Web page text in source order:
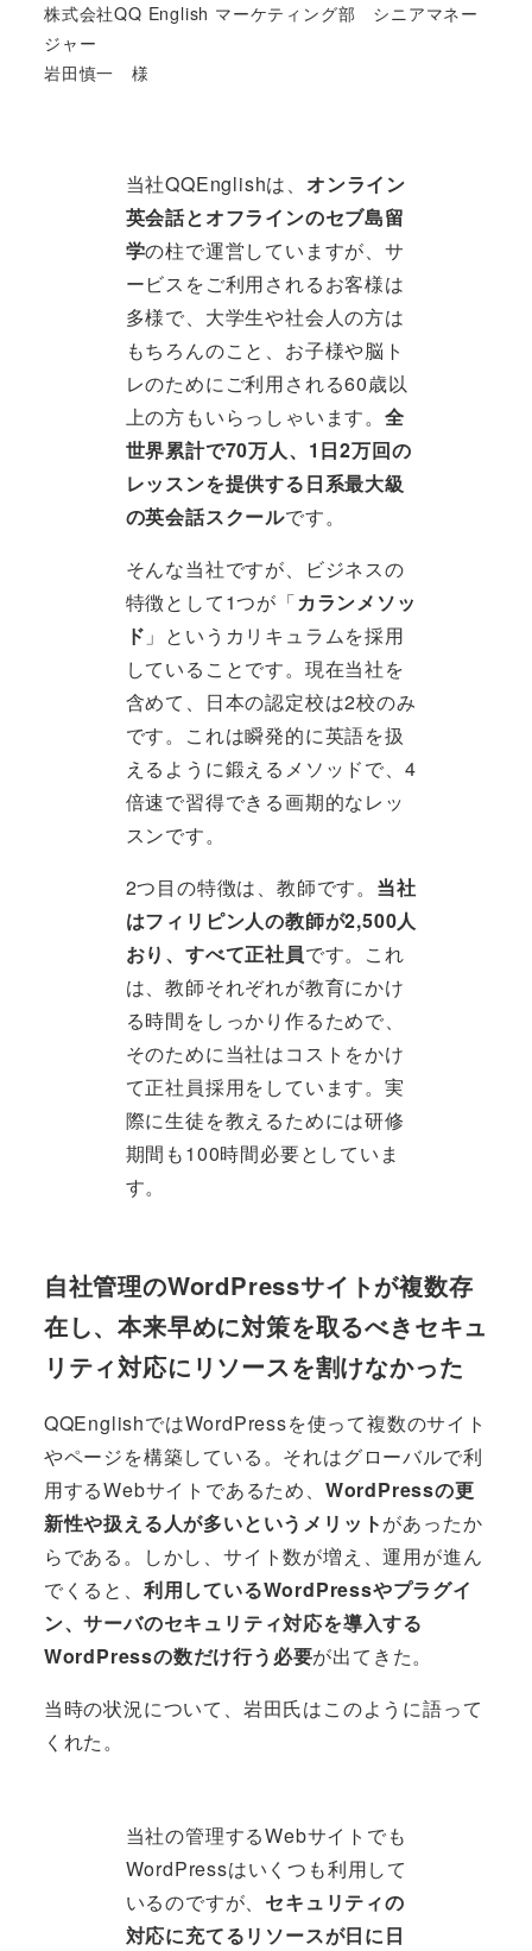
株式会社QQ English マーケティング部 シニアマネー
ジャー
岩田慎一 様
当社QQEnglishは、 オンライン
英会話とオフラインのセブ島留
学の柱で運営していますが、サ
ービスをご利用されるお客様は
多様で、大学生や社会人の方は
もちろんのこと、お子様や脳ト
レのためにご利用される60歳以
上の方もいらっしゃいます。 全
世界累計で70万人、1日2万回の
レッスンを提供する日系最大級
の英会話スクールです。
そんな当社ですが、ビジネスの
特徴として1つが「カランメソッ
ド 」というカリキュラムを採用
していることです。現在当社を
含めて、日本の認定校は2校のみ
です。これは瞬発的に英語を扱
えるように鍛えるメソッドで、4
倍速で習得できる画期的なレッ
スンです。
2つ目の特徴は、教師です。 当社
はフィリピン人の教師が2,500人
おり、すべて正社員です。これ
は、教師それぞれが教育にかけ
る時間をしっかり作るためで、
そのために当社はコストをかけ
て正社員採用をしています。実
際に生徒を教えるためには研修
期間も100時間必要としていま
す。
自社管理のWordPressサイトが複数存
在し、本来早めに対策を取るべきセキュ
リティ対応にリソースを割けなかった
QQEnglishではWordPressを使って複数のサイト
やページを構築している。それはグローバルで利
用するWebサイトであるため、 WordPressの更
新性や扱える人が多いというメリットがあったか
らである。しかし、サイト数が増え、運用が進ん
でくると、 利用しているWordPressやプラグイ
ン、サーバのセキュリティ対応を導入する
WordPressの数だけ行う必要が出てきた。
当時の状況について、岩田氏はこのように語って
くれた。
当社の管理するWebサイトでも
WordPressはいくつも利用して
いるのですが、 セキュリティの
対応に充てるリソースが日に日